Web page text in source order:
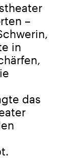
–
in
das